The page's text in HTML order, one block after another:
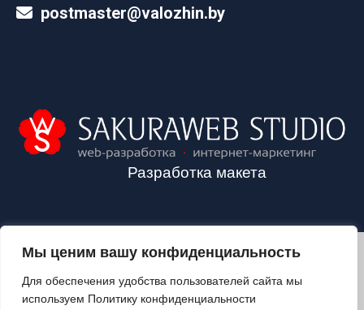
Мы ценим вашу конфиденциальность
Для обеспечения удобства пользователей сайта мы
используем Политику конфиденциальности
postmaster@valozhin.by
Разработка макета
2024©VALOZHIN.BY - НОВОСТИ ВОЛОЖИНСКОГО РАЙОНА